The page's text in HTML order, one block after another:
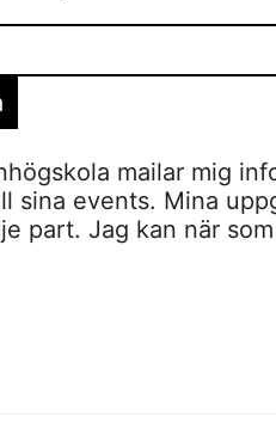
mailar mig
sina events. Mina
part. Jag kan när